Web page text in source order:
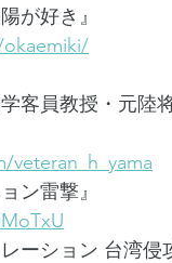
が好き』
客員教授・元陸
ン雷撃』
ション 台湾侵